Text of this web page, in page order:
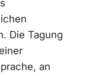
Die Tagung
an